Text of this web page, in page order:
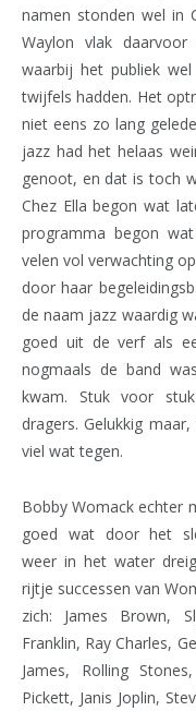
namen stonden wel in
Waylon vlak
waarbij het publiek
twijfels hadden. Het
niet eens zo lang
jazz had het helaas
genoot, en dat is toch
Chez Ella begon wat
programma begon
velen vol verwachting
door haar
de naam jazz waardig
goed uit de verf als
nogmaals de band
kwam. Stuk voor
dragers. Gelukkig
viel wat tegen.
Bobby Womack echter
goed wat door het
weer in het water
rijtje successen van
zich: James Brown,
Franklin, Ray Charles,
James, Rolling
Pickett, Janis Joplin,